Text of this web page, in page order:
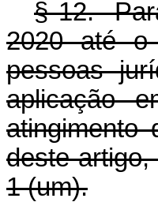
§ 12.
2020 até o
pessoas
aplicação
atingimento
deste
1 (um).